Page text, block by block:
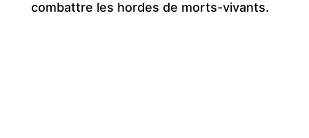
combattre les hordes de morts-vivants.